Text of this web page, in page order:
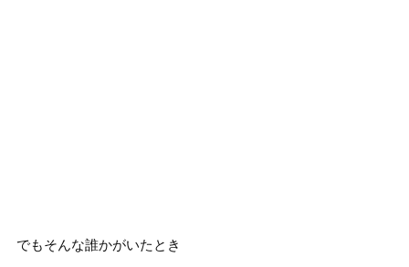
でもそんな誰かがいたとき